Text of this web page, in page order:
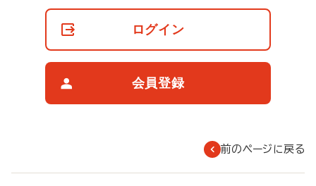
ログイン
会員登録
前のページに戻る